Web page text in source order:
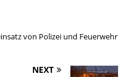
von Polizei und Feuerwehr
NEXT